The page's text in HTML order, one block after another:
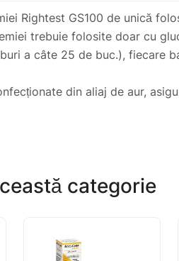
Rightest GS100 de unică
trebuie folosite doar cu
a câte 25 de buc.), fiecare
din aliaj de aur,
de sânge la banda de
categorie